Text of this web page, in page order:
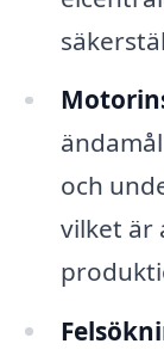
och
vilket är